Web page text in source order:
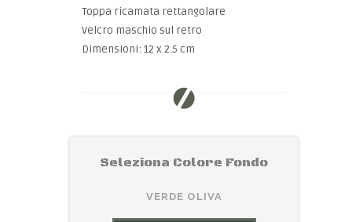
Toppa ricamata rettangolare
Velcro maschio sul retro
Dimensioni: 12 x 2.5 cm
Seleziona Colore Fondo
VERDE OLIVA